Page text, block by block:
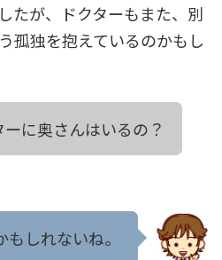
たが、ドクターもまた、別
孤独を抱えているのかもし
ーに奥さんはいるの？
しれないね。